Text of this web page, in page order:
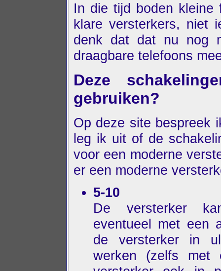
In die tijd boden kleine
klare versterkers, niet
denk dat dat nu nog
draagbare telefoons
Deze
gebruiken?
Op deze site bespreek
leg ik uit of de
voor een moderne
er een moderne
5-10
De versterker
eventueel met een
de versterker in
werken (zelfs